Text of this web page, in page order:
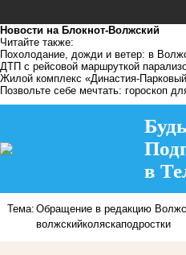
Новости на Блoкнoт-Волжский
Читайте также:
Похолодание, дожди и ветер: в
ДТП с рейсовой маршруткой
Жилой комплекс «Династия-
Позвольте себе мечтать: гороскоп
в
Тема: Обращение в редакцию
волжскийколяскаподростки